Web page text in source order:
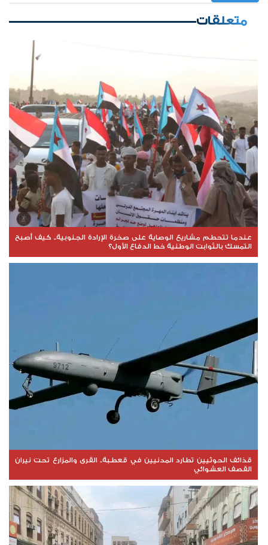
متعلقات
عندما تتحطم مشاريع الوصاية على صخرة الإرادة الجنوبية.. كيف أصبح
التمسك بالثوابت الوطنية خط الدفاع الأول؟
قذائف الحوثيين تطارد المدنيين في قعطبة.. القرى والمزارع تحت نيران
القصف العشوائي